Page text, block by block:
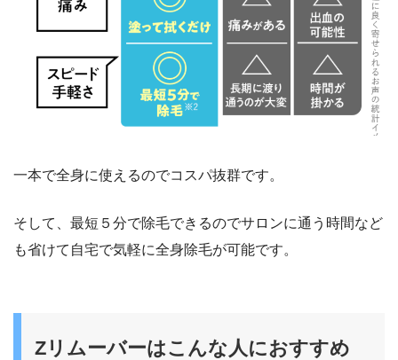
一本で全身に使えるのでコスパ抜群です。
そして、最短５分で除毛できるのでサロンに通う時間など
も省けて自宅で気軽に全身除毛が可能です。
Zリムーバーはこんな人におすすめ